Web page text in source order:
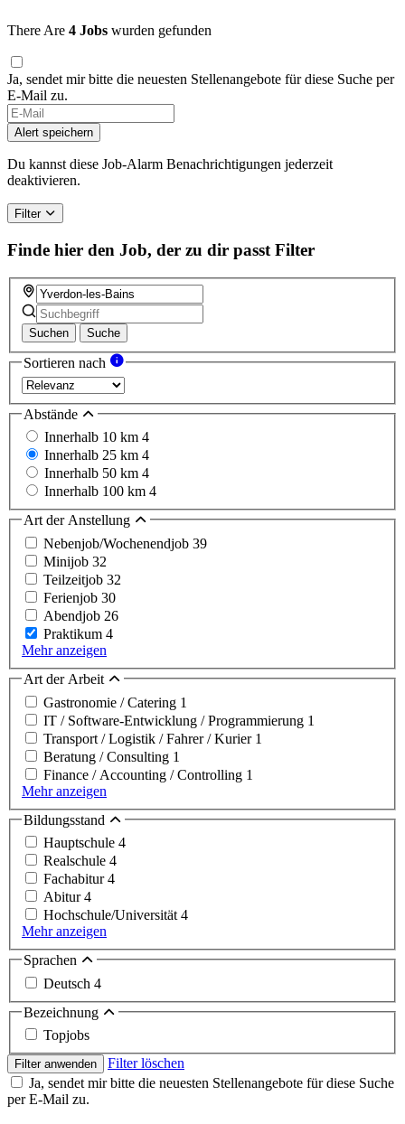
There Are 4 Jobs wurden gefunden
Ja, sendet mir bitte die neuesten Stellenangebote für diese Suche per
E-Mail zu.
Alert speichern
Du kannst diese Job-Alarm Benachrichtigungen jederzeit
deaktivieren.
Filter
Finde hier den Job, der zu dir passt Filter
Suchen Suche
Sortieren nach
Abstände
Innerhalb 10 km 4
Innerhalb 25 km 4
Innerhalb 50 km 4
Innerhalb 100 km 4
Art der Anstellung
Nebenjob/Wochenendjob 39
Minijob 32
Teilzeitjob 32
Ferienjob 30
Abendjob 26
Praktikum 4
Mehr anzeigen
Art der Arbeit
Gastronomie / Catering 1
IT / Software-Entwicklung / Programmierung 1
Transport / Logistik / Fahrer / Kurier 1
Beratung / Consulting 1
Finance / Accounting / Controlling 1
Mehr anzeigen
Bildungsstand
Hauptschule 4
Realschule 4
Fachabitur4
Abitur4
Hochschule/Universität 4
Mehr anzeigen
Sprachen
Deutsch 4
Bezeichnung
Topjobs
Filter anwenden
Filter löschen
Ja, sendet mir bitte die neuesten Stellenangebote für diese Suche
per E-Mail zu.